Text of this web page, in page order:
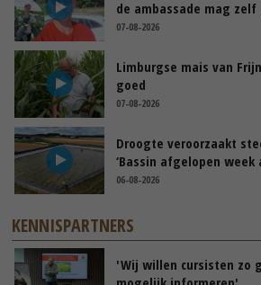
de ambassade mag zelf
07-08-2026
Limburgse mais van
goed
07-08-2026
Droogte veroorzaakt
‘Bassin afgelopen week
06-08-2026
KENNISPARTNERS
'Wij willen cursisten zo